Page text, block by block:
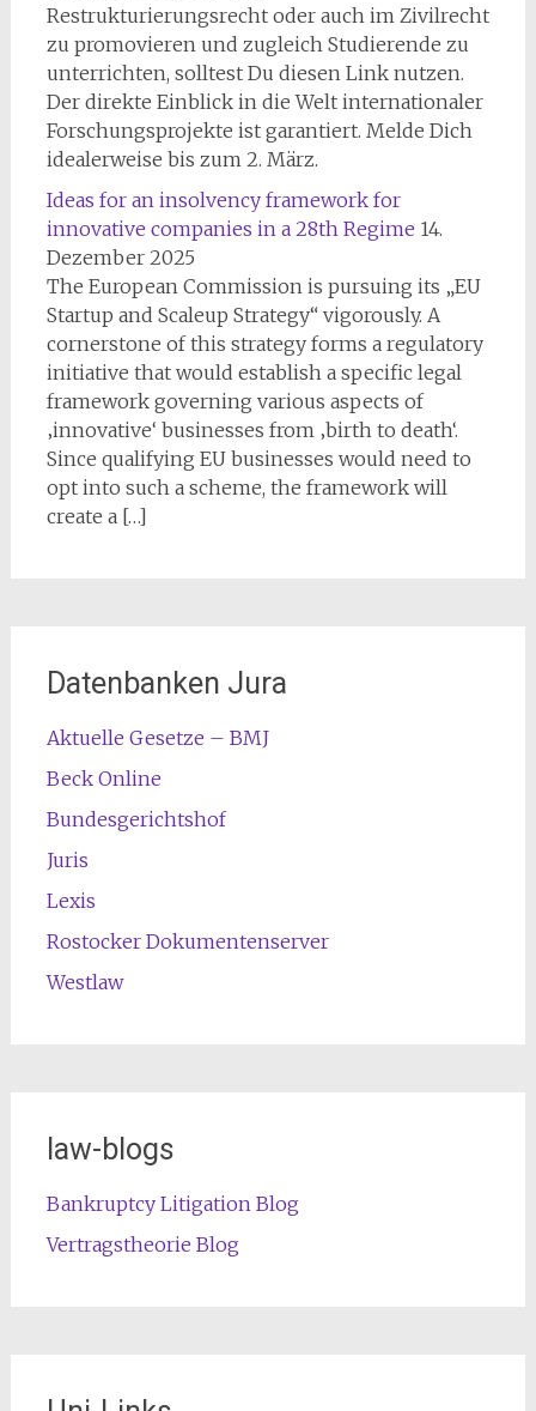
Restrukturierungsrecht oder auch im Zivilrecht
zu promovieren und zugleich Studierende zu
unterrichten, solltest Du diesen Link nutzen.
Der direkte Einblick in die Welt internationaler
Forschungsprojekte ist garantiert. Melde Dich
idealerweise bis zum 2. März.
Ideas for an insolvency framework for
innovative companies in a 28th Regime 14.
Dezember 2025
The European Commission is pursuing its „EU
Startup and Scaleup Strategy“ vigorously. A
cornerstone of this strategy forms a regulatory
initiative that would establish a specific legal
framework governing various aspects of
‚innovative‘ businesses from ‚birth to death‘.
Since qualifying EU businesses would need to
opt into such a scheme, the framework will
create a […]
Datenbanken Jura
Aktuelle Gesetze – BMJ
Beck Online
Bundesgerichtshof
Juris
Lexis
Rostocker Dokumentenserver
Westlaw
law-blogs
Bankruptcy Litigation Blog
Vertragstheorie Blog